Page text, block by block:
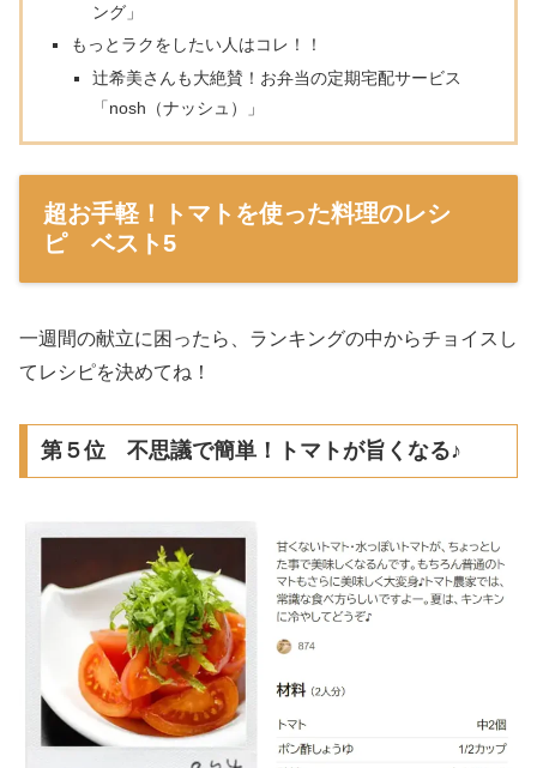
ング」
もっとラクをしたい人はコレ！！
辻希美さんも大絶賛！お弁当の定期宅配サービス
「nosh（ナッシュ）」
超お手軽！トマトを使った料理のレシ
ピ ベスト5
一週間の献立に困ったら、ランキングの中からチョイスし
てレシピを決めてね！
第５位 不思議で簡単！トマトが旨くなる♪